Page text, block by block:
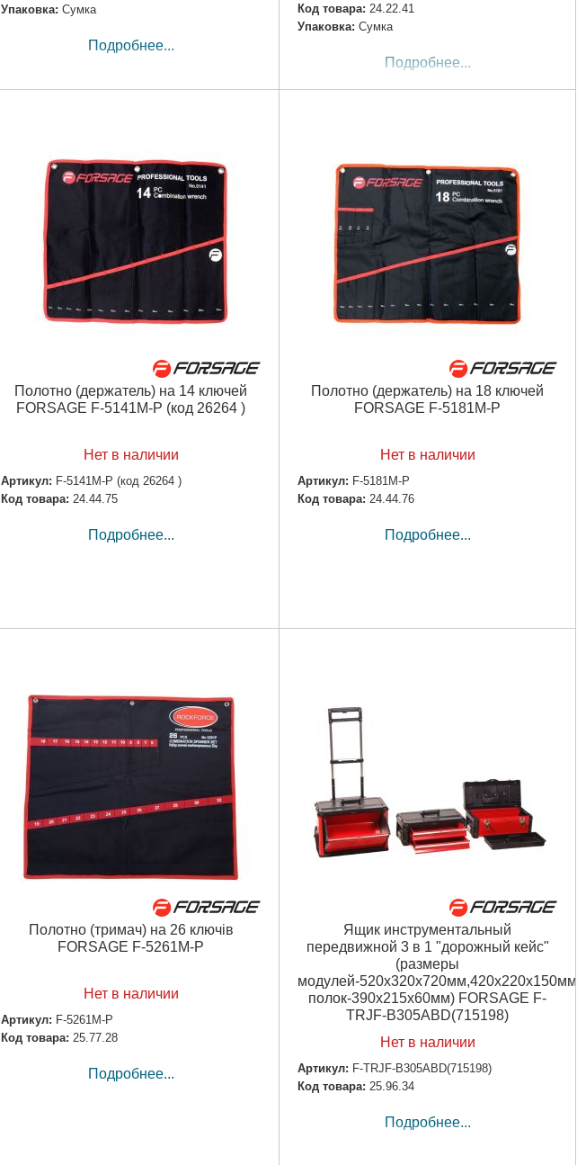
Упаковка: Сумка
Подробнее...
Код товара: 24.22.41
Упаковка: Сумка
Подробнее...
Полотно (держатель) на 14 ключей
FORSAGE F-5141M-P (код 26264 )
Нет в наличии
Артикул: F-5141M-P (код 26264 )
Код товара: 24.44.75
Подробнее...
Полотно (держатель) на 18 ключей
FORSAGE F-5181M-P
Нет в наличии
Артикул: F-5181M-P
Код товара: 24.44.76
Подробнее...
Полотно (тримач) на 26 ключів
FORSAGE F-5261M-P
Нет в наличии
Артикул: F-5261M-P
Код товара: 25.77.28
Подробнее...
Ящик инструментальный
передвижной 3 в 1 "дорожный кейс"
(размеры
модулей-
полок-390x215x60мм) FORSAGE F-
TRJF-B305ABD(715198)
Нет в наличии
Артикул: F-TRJF-B305ABD(715198)
Код товара: 25.96.34
Подробнее...